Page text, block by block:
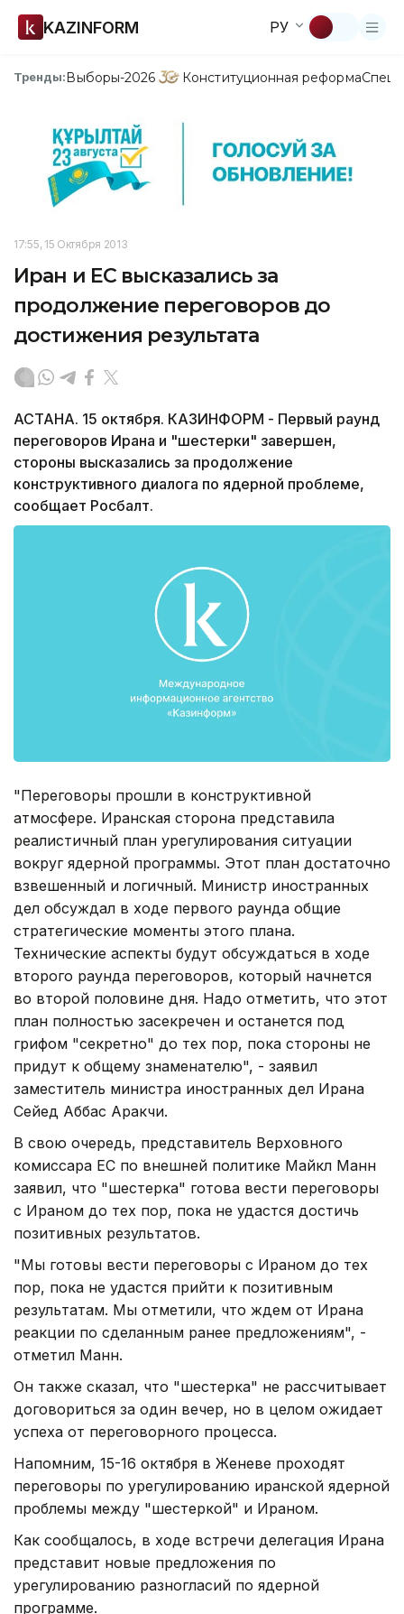
KAZINFORM РУ
Тренды:Выборы-2026 Конституционная реформа
17:55, 15 Октября 2013
Иран и ЕС высказались за
продолжение переговоров до
достижения результата
АСТАНА. 15 октября. КАЗИНФОРМ - Первый раунд
переговоров Ирана и "шестерки" завершен,
стороны высказались за продолжение
конструктивного диалога по ядерной проблеме,
сообщает Росбалт.
"Переговоры прошли в конструктивной
атмосфере. Иранская сторона представила
реалистичный план урегулирования ситуации
вокруг ядерной программы. Этот план достаточно
взвешенный и логичный. Министр иностранных
дел обсуждал в ходе первого раунда общие
стратегические моменты этого плана.
Технические аспекты будут обсуждаться в ходе
второго раунда переговоров, который начнется
во второй половине дня. Надо отметить, что этот
план полностью засекречен и останется под
грифом "секретно" до тех пор, пока стороны не
придут к общему знаменателю", - заявил
заместитель министра иностранных дел Ирана
Сейед Аббас Аракчи.
В свою очередь, представитель Верховного
комиссара ЕС по внешней политике Майкл Манн
заявил, что "шестерка" готова вести переговоры
с Ираном до тех пор, пока не удастся достичь
позитивных результатов.
"Мы готовы вести переговоры с Ираном до тех
пор, пока не удастся прийти к позитивным
результатам. Мы отметили, что ждем от Ирана
реакции по сделанным ранее предложениям", -
отметил Манн.
Он также сказал, что "шестерка" не рассчитывает
договориться за один вечер, но в целом ожидает
успеха от переговорного процесса.
Напомним, 15-16 октября в Женеве проходят
переговоры по урегулированию иранской ядерной
проблемы между "шестеркой" и Ираном.
Как сообщалось, в ходе встречи делегация Ирана
представит новые предложения по
урегулированию разногласий по ядерной
программе.